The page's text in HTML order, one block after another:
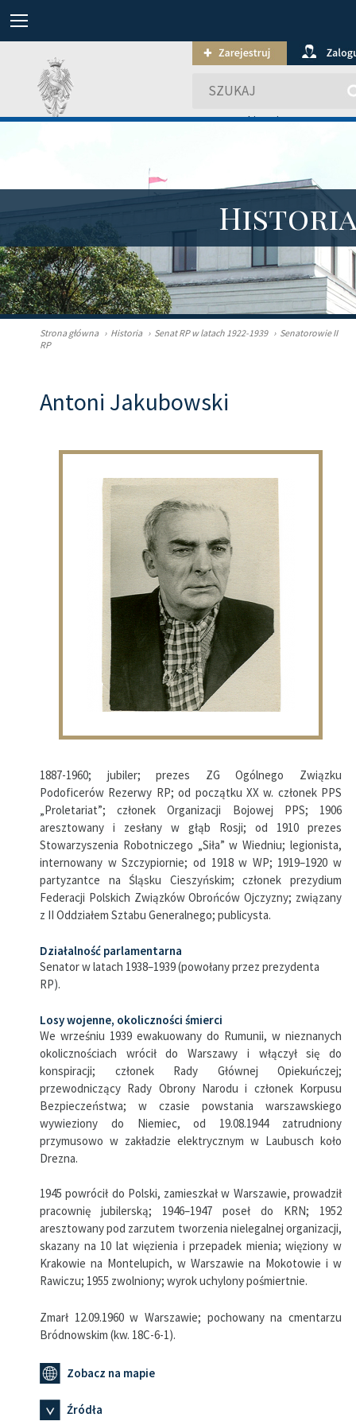
wyszukiwanie
Strona główna › Historia › Senat RP w latach 1922-1939 › Senatorowie II
RP
Antoni Jakubowski
1887-1960; jubiler; prezes ZG Ogólnego Związku
Podoficerów Rezerwy RP; od początku XX w. członek PPS
„Proletariat”; członek Organizacji Bojowej PPS; 1906
aresztowany i zesłany w głąb Rosji; od 1910 prezes
Stowarzyszenia Robotniczego „Siła” w Wiedniu; legionista,
internowany w Szczypiornie; od 1918 w WP; 1919–1920 w
partyzantce na Śląsku Cieszyńskim; członek prezydium
Federacji Polskich Związków Obrońców Ojczyzny; związany
z II Oddziałem Sztabu Generalnego; publicysta.
Działalność parlamentarna
Senator w latach 1938–1939 (powołany przez prezydenta
RP).
Losy wojenne, okoliczności śmierci
We wrześniu 1939 ewakuowany do Rumunii, w nieznanych
okolicznościach wrócił do Warszawy i włączył się do
konspiracji; członek Rady Głównej Opiekuńczej;
przewodniczący Rady Obrony Narodu i członek Korpusu
Bezpieczeństwa; w czasie powstania warszawskiego
wywieziony do Niemiec, od 19.08.1944 zatrudniony
przymusowo w zakładzie elektrycznym w Laubusch koło
Drezna.
1945 powrócił do Polski, zamieszkał w Warszawie, prowadził
pracownię jubilerską; 1946–1947 poseł do KRN; 1952
aresztowany pod zarzutem tworzenia nielegalnej organizacji,
skazany na 10 lat więzienia i przepadek mienia; więziony w
Krakowie na Montelupich, w Warszawie na Mokotowie i w
Rawiczu; 1955 zwolniony; wyrok uchylony pośmiertnie.
Zmarł 12.09.1960 w Warszawie; pochowany na cmentarzu
Bródnowskim (kw. 18C-6-1).
Zobacz na mapie
Źródła